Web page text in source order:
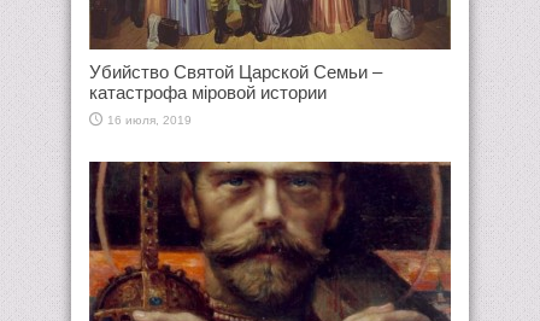
Убийство Святой Царской Семьи –
катастрофа мiровой истории
16 июля, 2019